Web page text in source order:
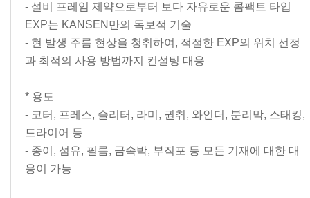
- 설비 프레임 제약으로부터 보다 자유로운 콤팩트 타입
EXP는 KANSEN만의 독보적 기술
- 현 발생 주름 현상을 청취하여, 적절한 EXP의 위치 선정
과 최적의 사용 방법까지 컨설팅 대응
* 용도
- 코터, 프레스, 슬리터, 라미, 권취, 와인더, 분리막, 스태킹,
드라이어 등
- 종이, 섬유, 필름, 금속박, 부직포 등 모든 기재에 대한 대
응이 가능